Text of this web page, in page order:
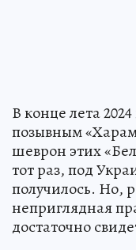
В конце лета
позывным
шеврон этих
тот раз, под
получилось. Но,
неприглядная
достаточно